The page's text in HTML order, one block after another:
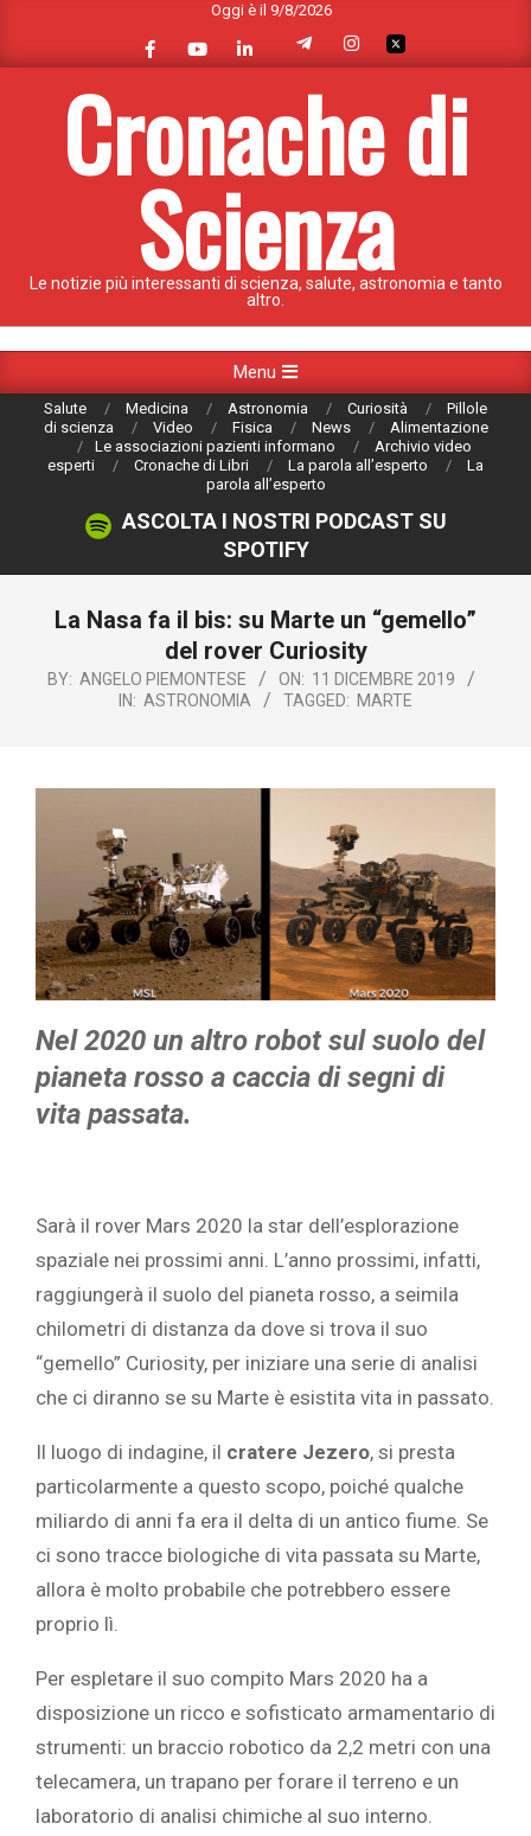
content
Oggi è il 9/8/2026
Cronache di
Scienza
Le notizie più interessanti di scienza, salute, astronomia e tanto
altro.
Navigation
Menu
Salute Medicina Astronomia Curiosità
Pillole
di scienza
Video Fisica News
Alimentazione
Le associazioni pazienti informano
Archivio video
esperti
Cronache di Libri La parola all’esperto
La
parola all’esperto
ASCOLTA I NOSTRI PODCAST SU
SPOTIFY
La Nasa fa il bis: su Marte un “gemello”
del rover Curiosity
BY: ANGELO PIEMONTESE ON: 11 DICEMBRE 2019
IN: ASTRONOMIA TAGGED: MARTE
Nel 2020 un altro robot sul suolo del
pianeta rosso a caccia di segni di
vita passata.
Sarà il rover Mars 2020 la star dell’esplorazione
spaziale nei prossimi anni. L’anno prossimi, infatti,
raggiungerà il suolo del pianeta rosso, a seimila
chilometri di distanza da dove si trova il suo
“gemello” Curiosity, per iniziare una serie di analisi
che ci diranno se su Marte è esistita vita in passato.
Il luogo di indagine, il cratere Jezero, si presta
particolarmente a questo scopo, poiché qualche
miliardo di anni fa era il delta di un antico fiume. Se
ci sono tracce biologiche di vita passata su Marte,
allora è molto probabile che potrebbero essere
proprio lì.
Per espletare il suo compito Mars 2020 ha a
disposizione un ricco e sofisticato armamentario di
strumenti: un braccio robotico da 2,2 metri con una
telecamera, un trapano per forare il terreno e un
laboratorio di analisi chimiche al suo interno.